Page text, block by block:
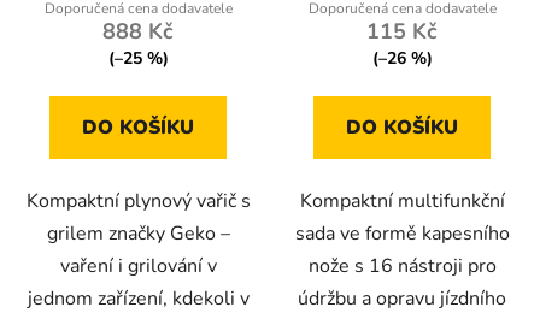
888 Kč
(–25 %)
DO KOŠÍKU
Kompaktní plynový vařič s
grilem značky Geko –
vaření i grilování v
jednom zařízení, kdekoli v
115 Kč
(–26 %)
DO KOŠÍKU
Kompaktní multifunkční
sada ve formě kapesního
nože s 16 nástroji pro
údržbu a opravu jízdního